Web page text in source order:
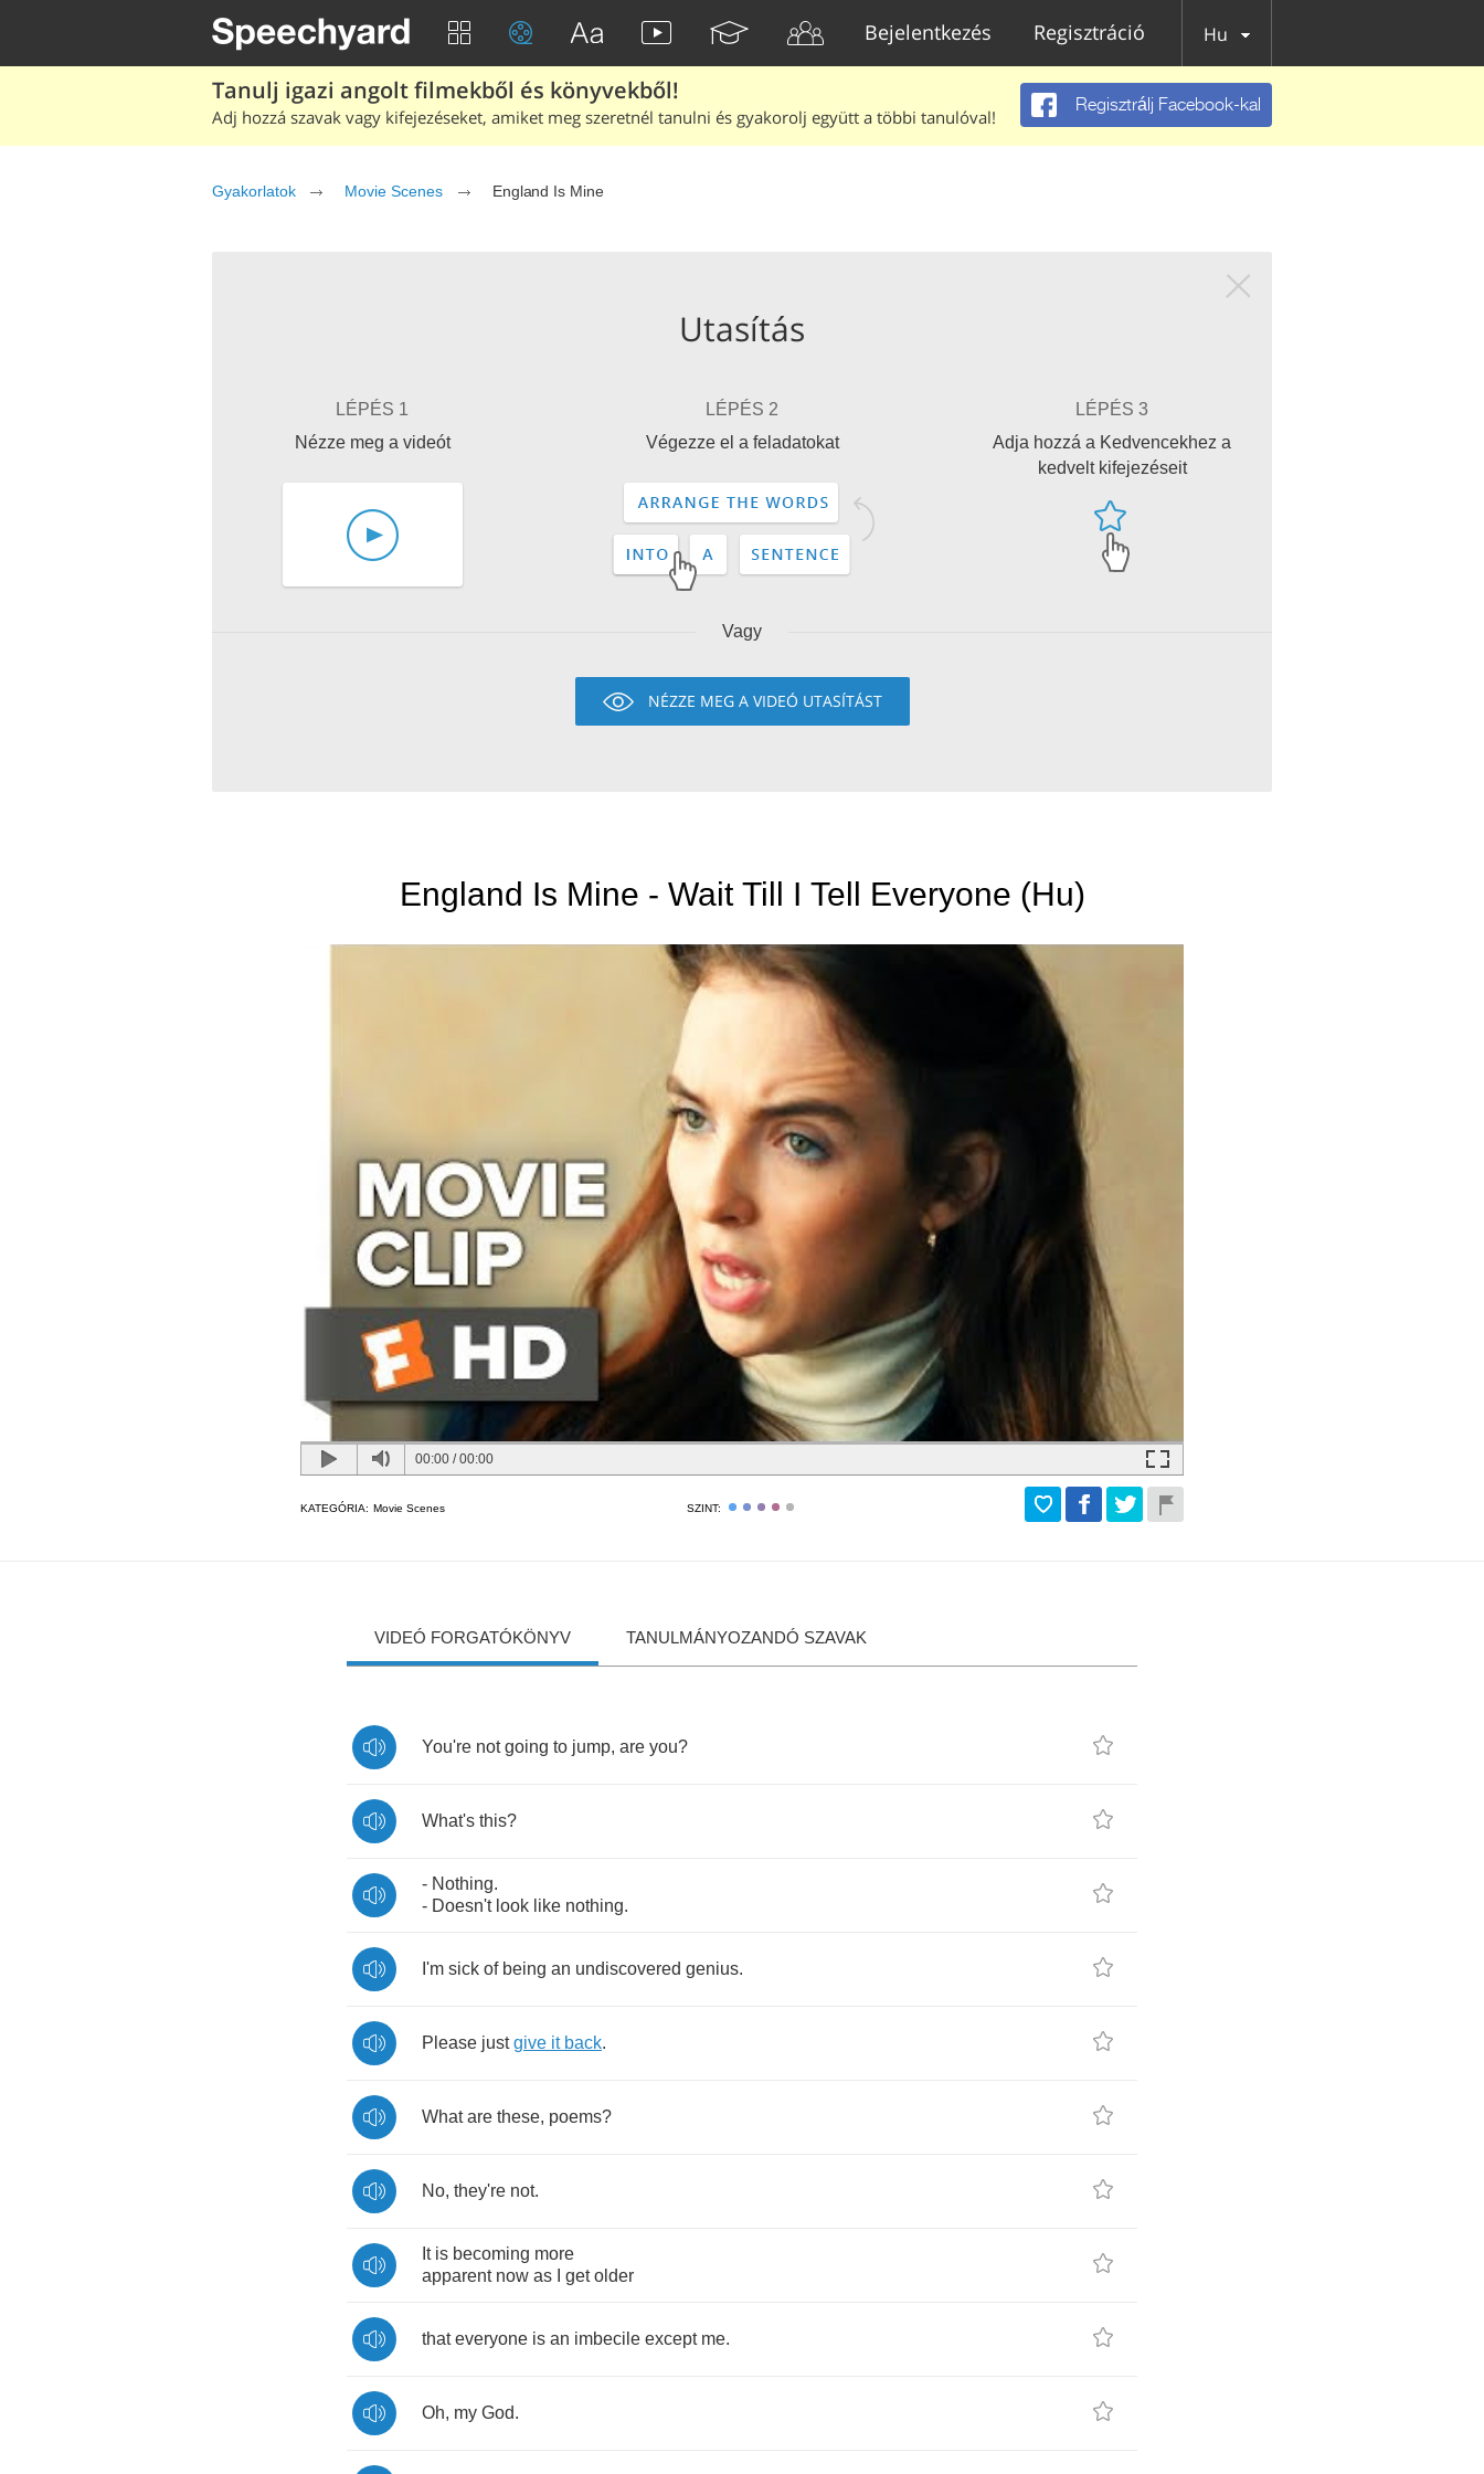
Bejelentkezés Regisztráció Hu
Tanulj igazi angolt filmekből és könyvekből!
Adj hozzá szavak vagy kifejezéseket, amiket meg szeretnél tanulni és gyakorolj együtt a többi tanulóval!
Regisztrálj Facebook-kal
Gyakorlatok Movie Scenes England Is Mine
Utasítás
LÉPÉS 1
Nézze meg a videót
LÉPÉS 2
Végezze el a feladatokat
LÉPÉS 3
Adja hozzá a Kedvencekhez a
kedvelt kifejezéseit
Vagy
NÉZZE MEG A VIDEÓ UTASÍTÁST
England Is Mine - Wait Till I Tell Everyone (Hu)
00:00 /00:00
KATEGÓRIA: Movie Scenes SZINT:
VIDEÓ FORGATÓKÖNYV TANULMÁNYOZANDÓ SZAVAK
You're not going to jump, are you?
What's this?
- Nothing.
- Doesn't look like nothing.
I'm sick of being an undiscovered genius.
Please just give it back.
What are these, poems?
No, they're not.
It is becoming more
apparent now as get older
that everyone is an imbecile except me.
Oh, my God.